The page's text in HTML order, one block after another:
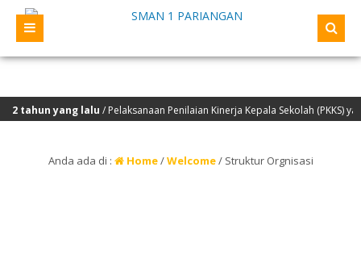
yang lalu/ Pelaksanaan Penilaian Kinerja Kepala Sekolah (PKKS) yang
Anda ada di : Home/Welcome/ Struktur Orgnisasi